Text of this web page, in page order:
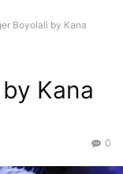
Boyolali by Kana
Kana
0